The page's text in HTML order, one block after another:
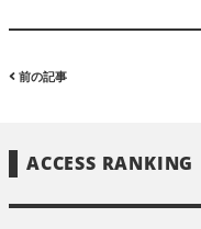
前の記事
ACCESS RANKING